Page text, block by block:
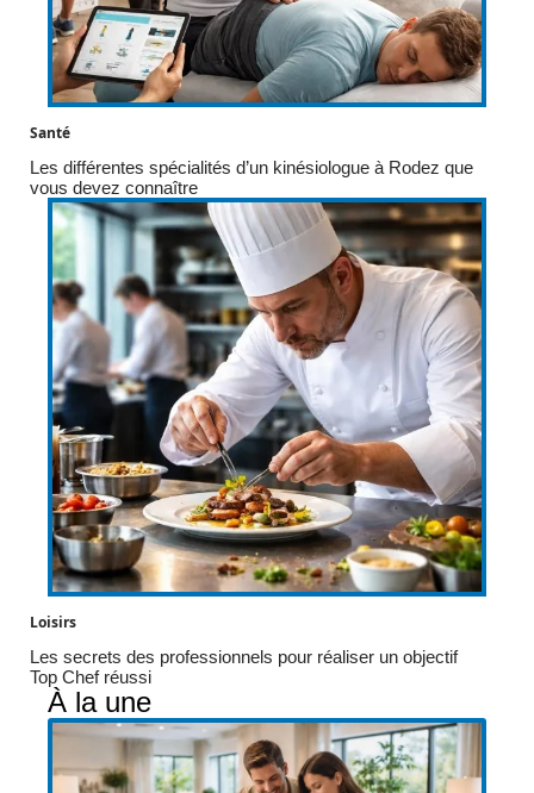
Santé
Les différentes spécialités d’un kinésiologue à Rodez que
vous devez connaître
Loisirs
Les secrets des professionnels pour réaliser un objectif
Top Chef réussi
À la une